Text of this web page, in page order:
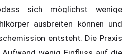
sich möglichst wenige
ausbreiten können und
entsteht. Die Praxis